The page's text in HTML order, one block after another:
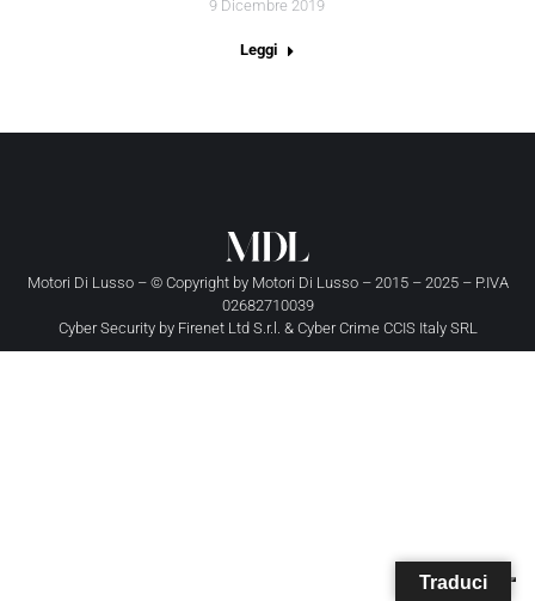
9 Dicembre 2019
Leggi
Motori Di Lusso – © Copyright by Motori Di Lusso– 2015 – 2025 – P.IVA
02682710039
Cyber Security by Firenet Ltd S.r.l. & Cyber Crime CCIS Italy SRL
Traduci